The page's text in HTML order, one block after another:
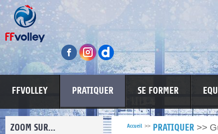
FFVOLLEY PRATIQUER SE FORMER
ZOOM SUR... Accueil >> PRATIQUER >>